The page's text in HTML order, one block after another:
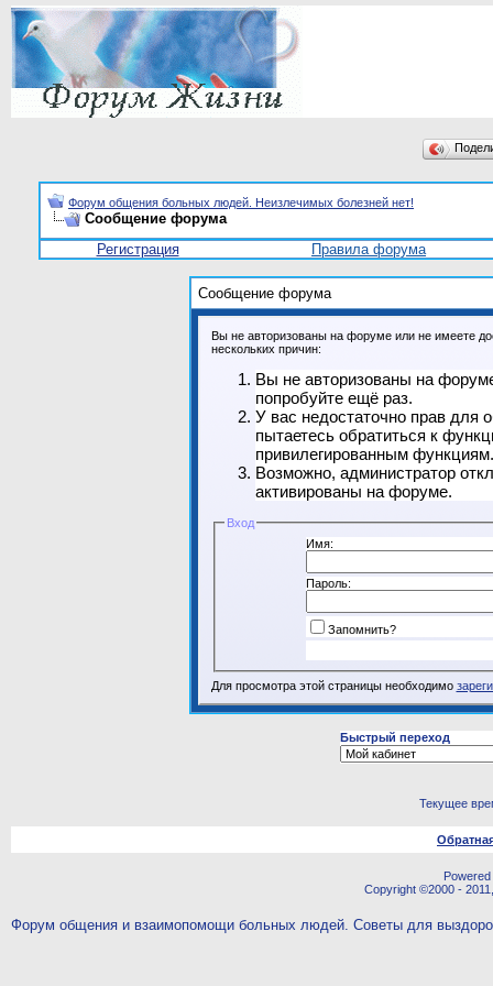
Форум общения больных людей. Неизлечимых болезней нет!
Сообщение форума
Регистрация
Правила форума
Сообщение форума
Вы не авторизованы на форуме или не имеете
нескольких причин:
Вы не авторизованы на
попробуйте ещё раз.
У вас недостаточно прав для
пытаетесь обратиться к
привилегированным функциям.
Возможно, администратор
активированы на форуме.
Вход
Имя:
Пароль:
Запомнить?
Для просмотра этой страницы необходимо
Быстрый переход
Текущее
Copyright ©2000 -
Форум общения и взаимопомощи больных людей. Советы для